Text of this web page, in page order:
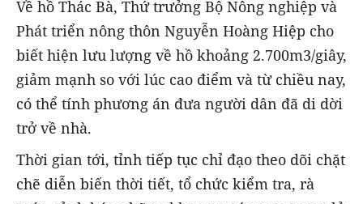
Về hồ Thác Bà, Thứ trưởng Bộ Nông nghiệp và
Phát triển nông thôn Nguyễn Hoàng Hiệp cho
biết hiện lưu lượng về hồ khoảng 2.700m3/giây,
giảm mạnh so với lúc cao điểm và từ chiều nay,
có thể tính phương án đưa người dân đã di dời
trở về nhà.
Thời gian tới, tỉnh tiếp tục chỉ đạo theo dõi chặt
chẽ diễn biến thời tiết, tổ chức kiểm tra, rà